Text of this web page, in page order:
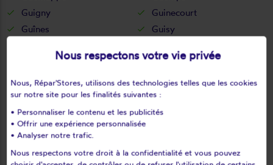
Guigny
Guinecourt
Guînes
Guisy
Halinghen
Hallines
Ham-en-artois
Hamblain-les-prés
Hamelincourt
Hames-boucres
Hannescamps
Haplincourt
Hardinghen
Haut-loquin
Haute-avesnes
Nous respectons votre vie privée
Nous, Répar'Stores, utilisons des technologies telles que les cookies
sur notre site pour les finalités suivantes :
• Personnaliser le contenu et les publicités
• Offrir une expérience personnalisée
• Analyser notre trafic.
Nous respectons votre droit à la confidentialité et vous pouvez